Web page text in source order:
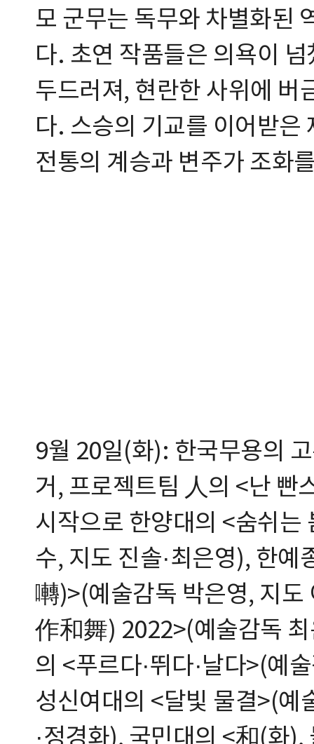
모 군무는 독무와 차별화된
다. 초연 작품들은 의욕이
두드러져, 현란한 사위에 버
다. 스승의 기교를 이어받은
전통의 계승과 변주가 조화
9월 20일(화): 한국무용의
거, 프로젝트팀 人의 <난 빤
시작으로 한양대의 <숨쉬
수, 지도 진솔·최은영), 한
囀)>(예술감독 박은영, 지
作和舞) 2022>(예술감독 최
의 <푸르다·뛰다·날다>(예
성신여대의 <달빛 물결>(예